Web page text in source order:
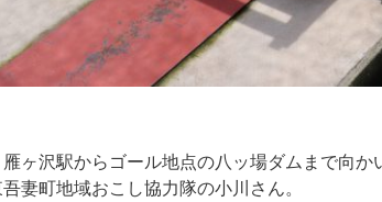
ヶ沢駅からゴール地点の八ッ場ダムまで向
妻町地域おこし協力隊の小川さん。